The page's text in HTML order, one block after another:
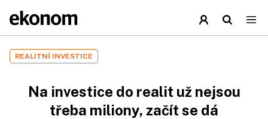
REALITNÍ INVESTICE
Na investice do realit už nejsou
třeba miliony, začít se dá